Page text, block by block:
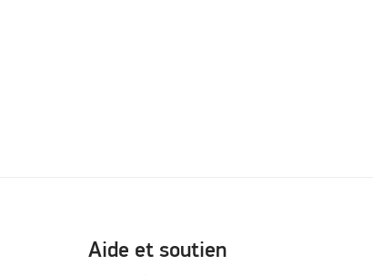
video Aide et soutien